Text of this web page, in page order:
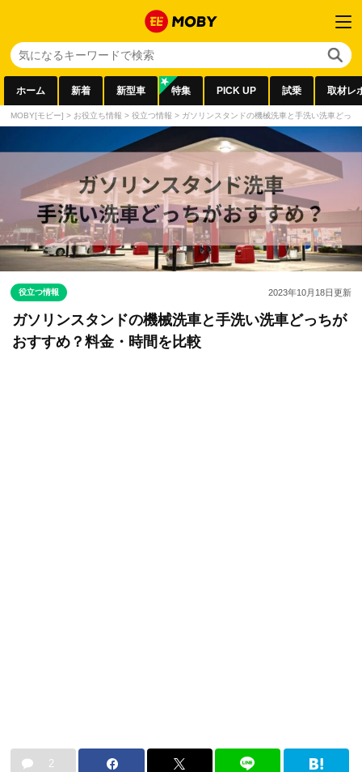
ホーム 新着 新型車 特集 PICK UP 試乗 取材レ
MOBY[モビー] > お役立ち情報 > 役立つ情報 > ガソリンスタンドの機械洗車と手洗い洗車どっ
役立つ情報 2023年10月18日更新
ガソリンスタンドの機械洗車と手洗い洗車どっちが
おすすめ？料金・時間を比較
2